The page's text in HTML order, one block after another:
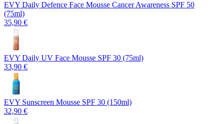
EVY Daily Defence Face Mousse Cancer Awareness SPF 50
(75ml)
35,90 €
EVY Daily UV Face Mousse SPF 30 (75ml)
33,90 €
EVY Sunscreen Mousse SPF 30 (150ml)
32,90 €